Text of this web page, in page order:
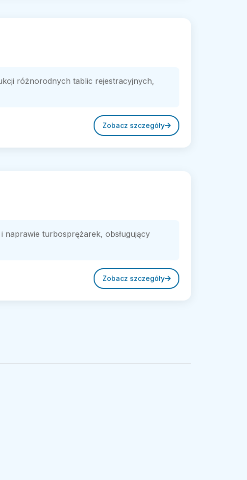
różnorodnych tablic rejestracyjnych,
Zobacz szczegóły
naprawie turbosprężarek, obsługujący
Zobacz szczegóły